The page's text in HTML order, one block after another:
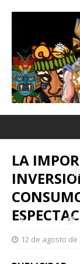
❅
❅
❅ ❅
LA
12 de agosto de